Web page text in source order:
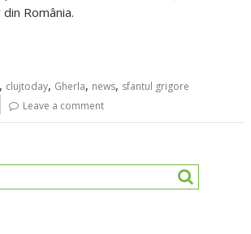
România.
, clujtoday, Gherla, news, sfantul grigore
Leave a comment